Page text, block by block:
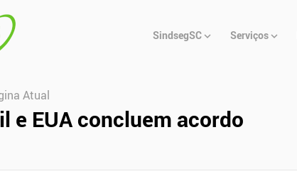
Principal
SindsegSC Serviços
Atual
e EUA concluem acordo